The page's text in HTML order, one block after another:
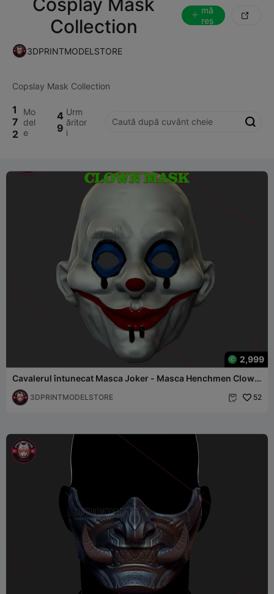
Collection
mă
reș

3DPRINTMODELSTORE
1
7
2
Mo
del
e
4
9
Urm
ăritor
i

2,999
Cavalerul întunecat Masca Joker - Masca Henchmen Clown
Cosplay
3DPRINTMODELSTORE  52